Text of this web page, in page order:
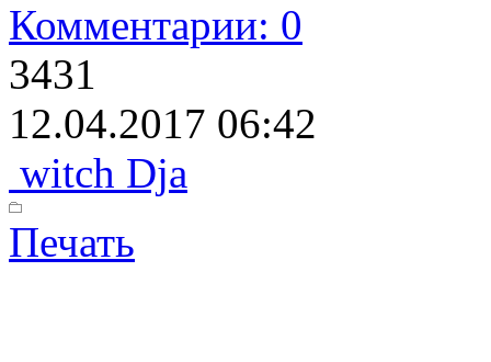
Комментарии: 0
3431
12.04.2017 06:42
witch Dja
Печать